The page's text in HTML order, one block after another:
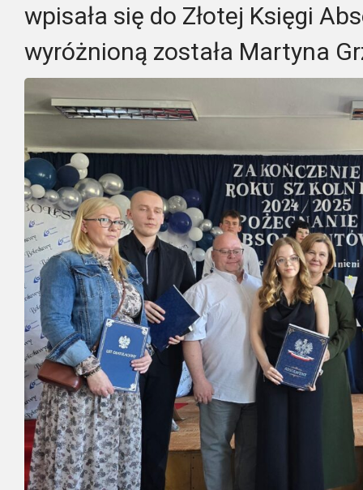
wpisała się do Złotej Księgi
wyróżnioną została Martyna